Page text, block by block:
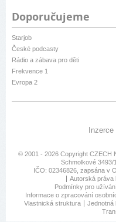
Doporučujeme
Starjob
České podcasty
Rádio a zábava pro děti
Frekvence 1
Evropa 2
Inzerce
© 2001 - 2026 Copyright CZECH
Schmolkové 3493/
IČO: 02346826, zapsána v
Autorská práva
Podmínky pro
Informace o zpracování
Vlastnická struktura
Jednotná